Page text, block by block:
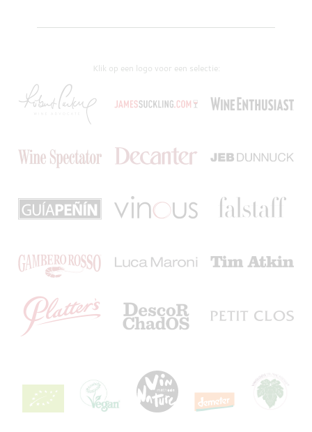
Klik op een logo voor een selectie: